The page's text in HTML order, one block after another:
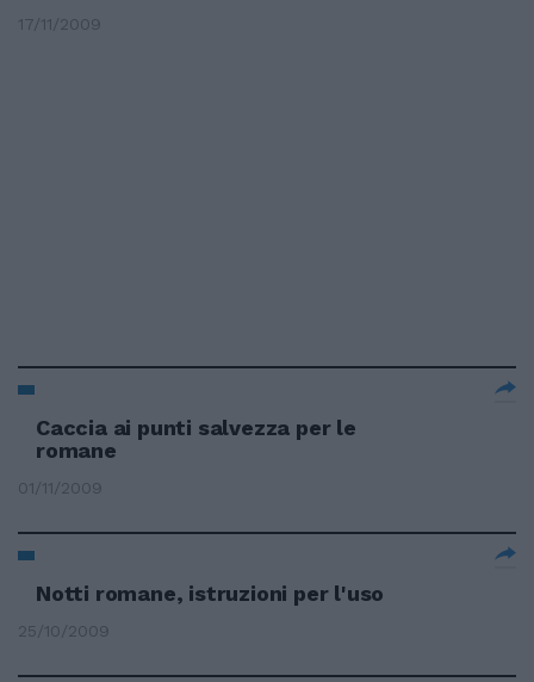
17/11/2009
Caccia ai punti salvezza per le
romane
01/11/2009
Notti romane, istruzioni per l'uso
25/10/2009